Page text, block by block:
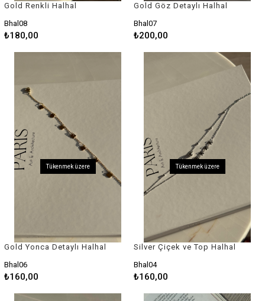
Gold Renkli Halhal
Bhal08
₺180,00
Gold Göz Detaylı Halhal
Bhal07
₺200,00
Gold Yonca Detaylı Halhal
Bhal06
₺160,00
Tükenmek üzere
Silver Çiçek ve Top Halhal
Bhal04
₺160,00
Tükenmek üzere